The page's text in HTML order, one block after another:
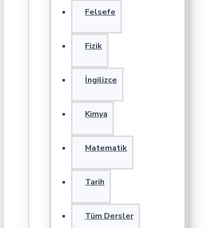
Felsefe
Fizik
İngilizce
Kimya
Matematik
Tarih
Tüm Dersler